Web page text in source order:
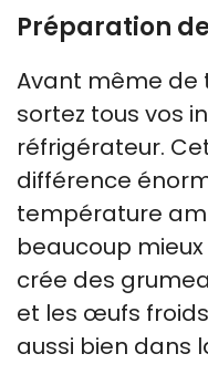
Préparation
Avant même de
sortez tous vos
réfrigérateur.
différence
température
beaucoup
crée des
et les œufs
aussi bien dans